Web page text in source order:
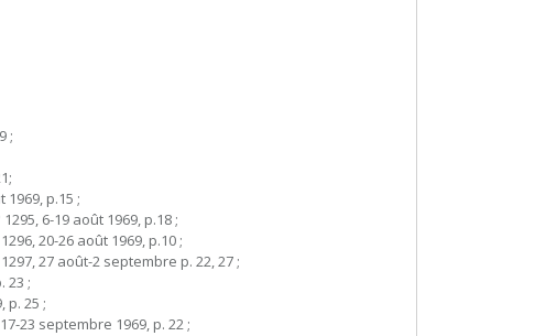
;
p.15 ;
6-19 août 1969, p.18 ;
20-26 août 1969, p.10 ;
27 août-2 septembre p. 22, 27 ;
23 ;
p. 25 ;
23 septembre 1969, p. 22 ;